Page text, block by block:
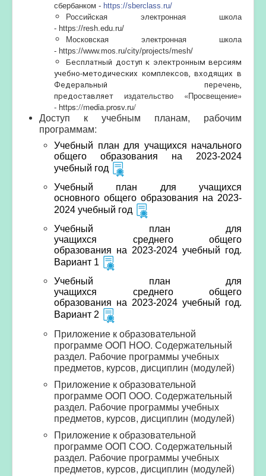
сбербанком - https://sberclass.ru/
Российская электронная школа
- https://resh.edu.ru/
Московская электронная школа
- https://www.mos.ru/city/projects/mesh/
Бесплатный доступ к электронным версиям
учебно-методических комплексов, входящих в
Федеральный перечень,
предоставляет издательство «Просвещение»
- https://media.prosv.ru/
Доступ к учебным планам, рабочим
программам:
Учебный план для учащихся начального
общего образования на 2023-2024
учебный год
Учебный план для учащихся
основного общего образования на 2023-
2024 учебный год
Учебный план для
учащихся среднего общего
образования на 2023-2024 учебный год.
Вариант 1
Учебный план для
учащихся среднего общего
образования на 2023-2024 учебный год.
Вариант 2
Приложение к образовательной
программе ООП НОО. Содержательный
раздел. Рабочие программы учебных
предметов, курсов, дисциплин (модулей)
Приложение к образовательной
программе ООП ООО. Содержательный
раздел. Рабочие программы учебных
предметов, курсов, дисциплин (модулей)
Приложение к образовательной
программе ООП СОО. Содержательный
раздел. Рабочие программы учебных
предметов, курсов, дисциплин (модулей)